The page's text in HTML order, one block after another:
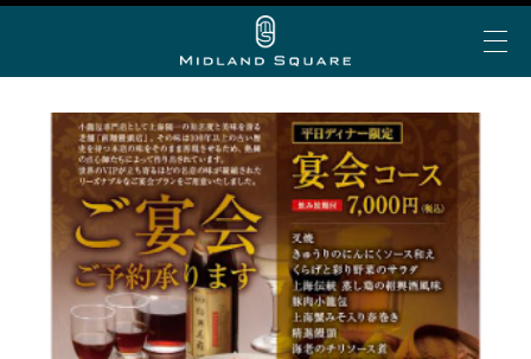
イベント＆トピックス
お知らせ
ビアガーデン
My Story vol.69 デジタ
ルブック
アトリウムコンサート
ミッドランド 夏グルメ
ミッドランド ランチ
ミッドランド 会食・接待
ショップ＆レストランを探す
フロアで探す